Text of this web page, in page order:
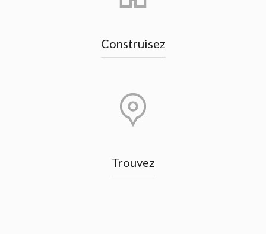
Construisez
Trouvez